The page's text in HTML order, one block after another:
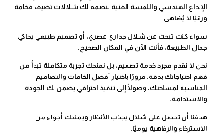
الإبداع الهندسي واللمسة الفنية لنصمم لك شلالات تضيف فخامة
ورقيًا لا يُضاهى.
سواء كنت تبحث عن شلال جداري عصري، أو تصميم طبيعي يحاكي
جمال الطبيعة، فأنت الآن في المكان الصحيح.
نحن لا نقدم مجرد خدمة تصميم، بل نمنحك تجربة متكاملة تبدأ من
فهم احتياجاتك بدقة، مرورًا باختيار أفضل الخامات والتصاميم
المناسبة لمساحتك، وصولًا إلى تنفيذ احترافي يضمن لك الجودة
والاستدامة.
هدفنا أن تحصل على شلال يجذب الأنظار ويمنحك أجواء من
الاسترخاء والرفاهية يوميًا.